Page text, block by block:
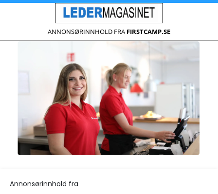
ANNONSØRINNHOLD FRA FIRSTCAMP.SE
Annonsørinnhold fra